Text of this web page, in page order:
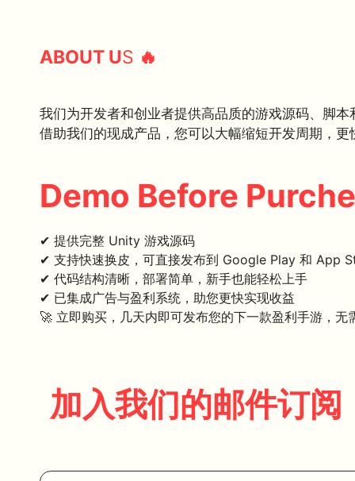
ABOUT US 🔥
我们为开发者和创业者提供高品质的游戏源码、脚
借助我们的现成产品，您可以大幅缩短开发周期，
Demo Before
✔ 提供完整 Unity 游戏源码
✔ 支持快速换皮，可直接发布到 Google Play 和 App
✔ 代码结构清晰，部署简单，新手也能轻松上手
✔ 已集成广告与盈利系统，助您更快实现收益
🚀 立即购买，几天内即可发布您的下一款盈利手游，无
加入我们的邮件订阅